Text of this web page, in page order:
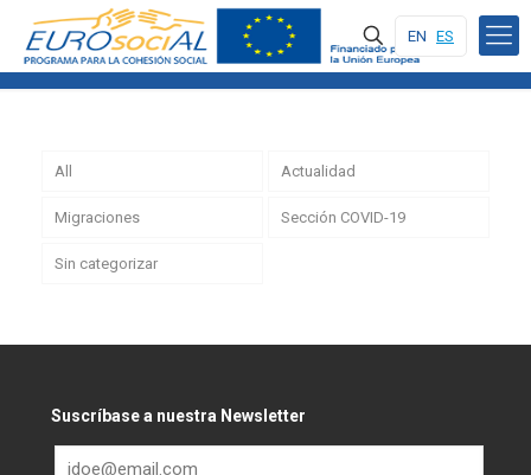
EN ES
All Actualidad
Migraciones Sección COVID-19
Sin categorizar
Suscríbase a nuestra Newsletter